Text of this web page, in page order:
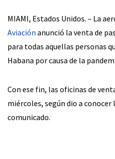
MIAMI, Estados Unidos. – La
Aviación anunció la venta de
para todas aquellas personas
Habana por causa de la
Con ese fin, las oficinas de
miércoles, según dio a conocer
comunicado.